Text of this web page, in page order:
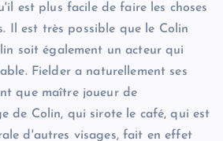
est plus facile de faire les choses
Il est très possible que le Colin
soit également un acteur qui
Fielder a naturellement ses
que maître joueur de
de Colin, qui sirote le café, qui est
d'autres visages, fait en effet